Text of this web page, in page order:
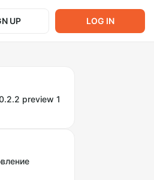
UP LOG IN
preview 1